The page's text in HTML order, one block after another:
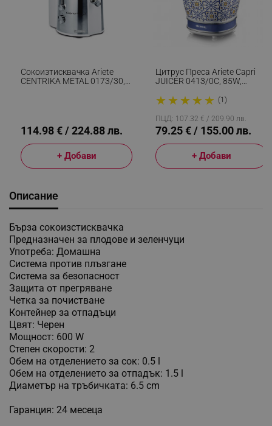
Сокоизтисквачка Ariete
CENTRIKA METAL 0173/30,
114.98 € / 224.88 лв.
+ Добави
Цитрус Преса Ariete Capri
JUICER 0413/0C, 85W,
Работа, 2 Приставки, Бял/
Син
★ ★ ★ ★ ★ (1)
ПЦД: 107.32 € / 209.90 лв.
79.25 € / 155.00 лв.
+ Добави
Описание
Бърза сокоизстисквачка
Предназначен за плодове и зеленчуци
Употреба: Домашна
Система против плъзгане
Система за безопасност
Защита от прегряване
Четка за почистване
Контейнер за отпадъци
Цвят: Черен
Мощност: 600 W
Степен скорости: 2
Обем на отделението за сок: 0.5 l
Обем на отделението за отпадък: 1.5 l
Диаметър на тръбичката: 6.5 cm
Гаранция: 24 месеца